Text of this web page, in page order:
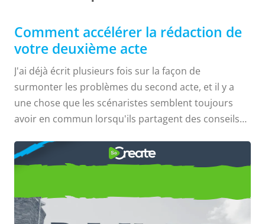
Comment accélérer la rédaction de
votre deuxième acte
J'ai déjà écrit plusieurs fois sur la façon de
surmonter les problèmes du second acte, et il y a
une chose que les scénaristes semblent toujours
avoir en commun lorsqu'ils partagent des conseils
pas encore rencontré un scénariste qui adore écrire
le deuxième acte de son scénario, et cela inclut le
The Series", "Saving Santa", "Rapunzel's Tangled
Adventure"), que je cite ci-dessus...
COMMENT
de Pixar dans votre scénario